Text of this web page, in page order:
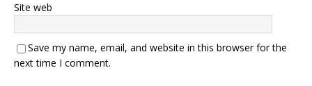
Site web
Save my name, email, and website in this browser for the
next time I comment.